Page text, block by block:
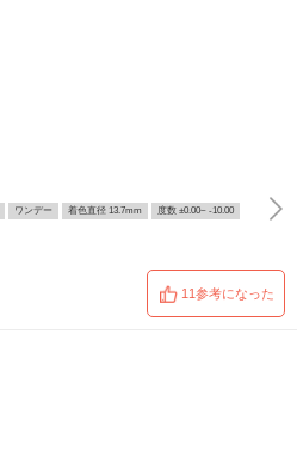
ワンデー 着色直径 13.7mm 度数 ±0.00~ -10.00
11参考になった